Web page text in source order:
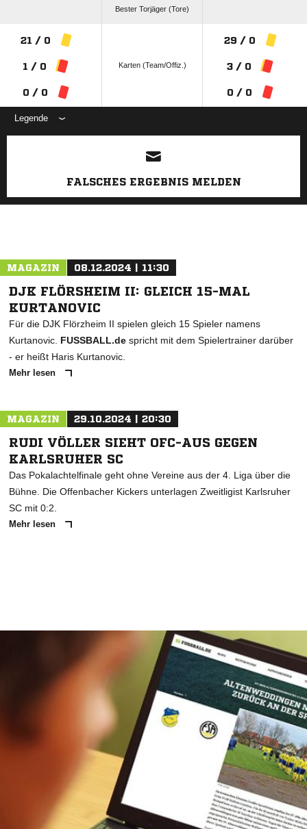
Bester Torjäger (Tore)
21 / 0
1 / 0
0 / 0
Karten (Team/Offiz.)
29 / 0
3 / 0
0 / 0
Legende
ANZEIGE
FALSCHES ERGEBNIS MELDEN
MAGAZIN 08.12.2024 | 11:30
DJK FLÖRSHEIM II: GLEICH 15-MAL
KURTANOVIC
Für die DJK Flörzheim II spielen gleich 15 Spieler namens
Kurtanovic. FUSSBALL.de spricht mit dem Spielertrainer darüber
- er heißt Haris Kurtanovic.
Mehr lesen
MAGAZIN 29.10.2024 | 20:30
RUDI VÖLLER SIEHT OFC-AUS GEGEN
KARLSRUHER SC
Das Pokalachtelfinale geht ohne Vereine aus der 4. Liga über die
Bühne. Die Offenbacher Kickers unterlagen Zweitligist Karlsruher
SC mit 0:2.
Mehr lesen